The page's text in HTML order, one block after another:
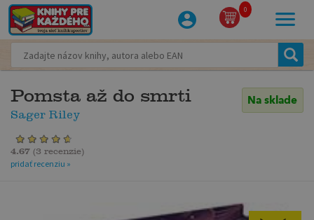
0
Pomsta až do smrti
Sager Riley
Na sklade
4.67 (3 recenzie)
pridať recenziu »